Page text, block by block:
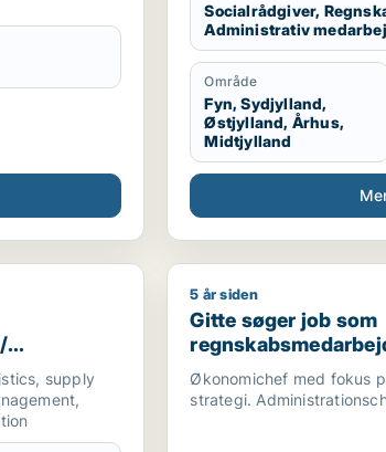
Socialrådgiver,
Administrativ
Område
Fyn, Sydjylland,
Østjylland, Århus,
Midtjylland
/ marketingmedarbejder /
supply
Gitte søger job som
5 år siden
Gitte søger job som
direktør / hr-chef /
Økonomichef med fokus
strategi.